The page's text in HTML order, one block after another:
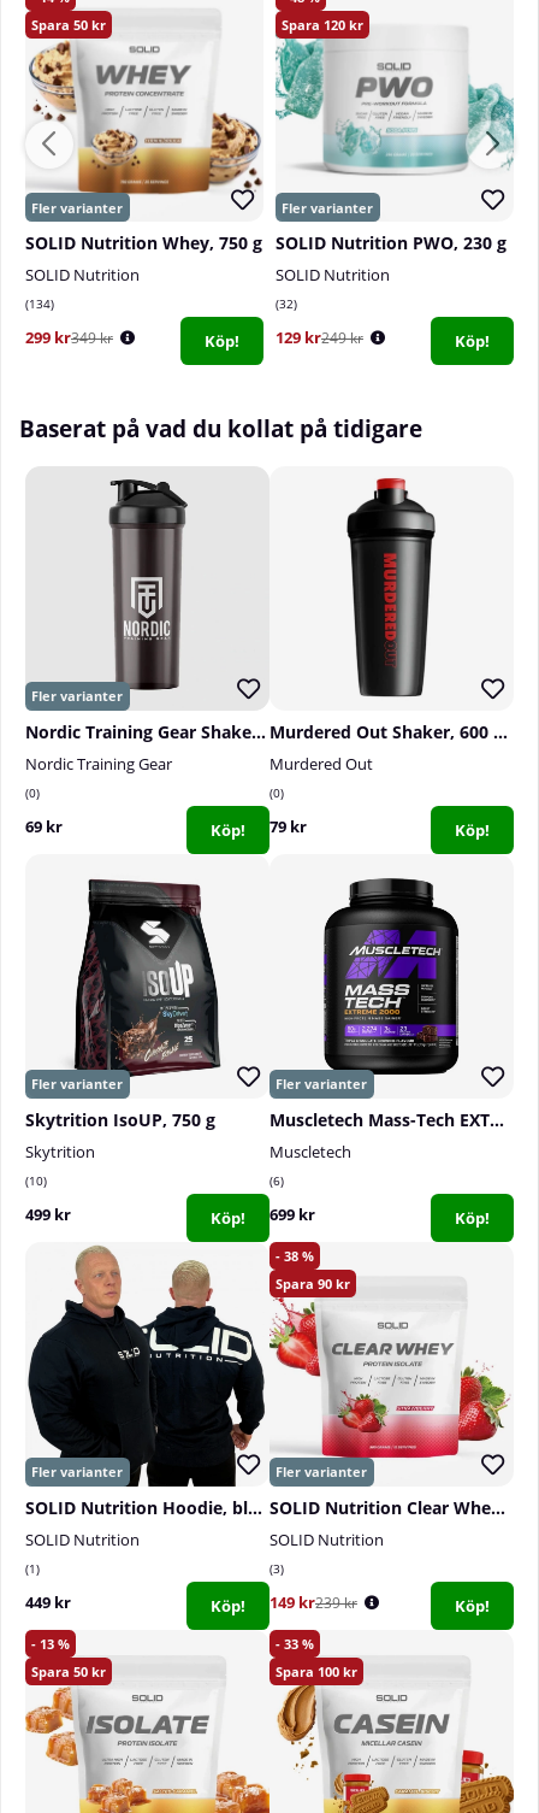
50
SOLID Nutrition Whey, 750 g
SOLID Nutrition
134
299 kr349 kr Köp!
120
SOLID Nutrition PWO, 230 g
SOLID Nutrition
32
129 kr249 kr Köp!
Baserat på vad du kollat på tidigare
Nordic Training Gear Shaker, 1000 ml
Nordic Training Gear
0
69 kr Köp!
Murdered Out Shaker, 600 ml
Murdered Out
0
79 kr Köp!
Skytrition IsoUP, 750 g
Skytrition
10
499 kr Köp!
Muscletech Mass-Tech EXTREME 2000, 2,72 kg
Muscletech
6
699 kr Köp!
SOLID Nutrition Hoodie, black
SOLID Nutrition
1
449 kr Köp!
38
90
SOLID Nutrition Clear Whey, 300 g
SOLID Nutrition
3
149 kr239 kr Köp!
13
50
33
100